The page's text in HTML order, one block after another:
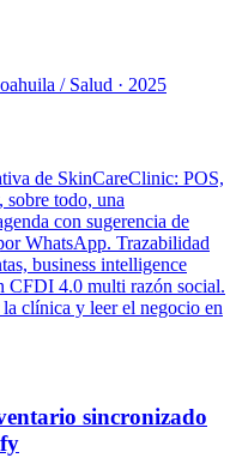
/ Salud · 2025
de SkinCareClinic: POS,
sobre todo, una
con sugerencia de
WhatsApp. Trazabilidad
business intelligence
CFDI 4.0 multi razón social.
clínica y leer el negocio en
sincronizado